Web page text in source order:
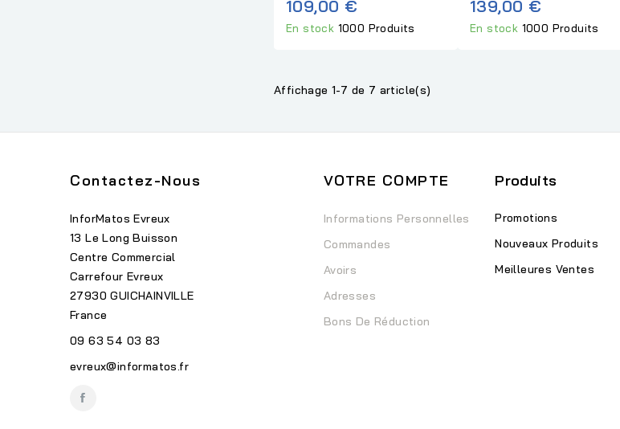
109,00 €
En stock 1000 Produits
139,00 €
En stock 1000 Produits
Affichage 1-7 de 7 article(s)
Contactez-Nous
InforMatos Evreux
13 Le Long Buisson
Centre Commercial
Carrefour Evreux
27930 GUICHAINVILLE
France
09 63 54 03 83
evreux@informatos.fr
VOTRE COMPTE
Informations Personnelles
Commandes
Avoirs
Adresses
Bons De Réduction
Produits
Promotions
Nouveaux Produits
Meilleures Ventes